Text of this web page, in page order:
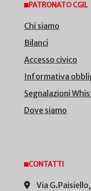
PATRONATO CGIL
Chi siamo
Bilanci
Accesso civico
Informativa
Segnalazioni
Dove siamo
CONTATTI
Via